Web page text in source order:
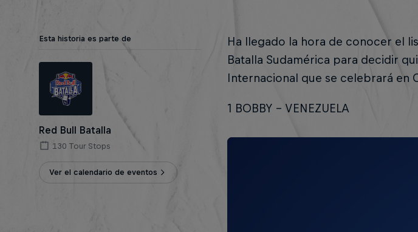
Esta historia es parte de
Red Bull Batalla
130 Tour Stops
Ver el calendario de eventos
Ha llegado la hora de conocer el
Batalla Sudamérica para decidir
Internacional que se celebrará en
1 BOBBY – VENEZUELA